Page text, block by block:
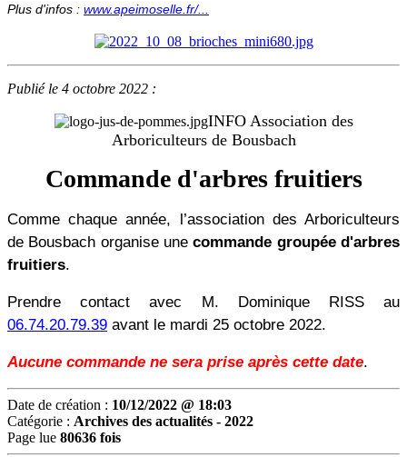
Plus d'infos : www.apeimoselle.fr/...
Publié le 4 octobre 2022 :
INFO Association des
Arboriculteurs de Bousbach
Commande d'arbres fruitiers
Comme chaque année, l’association des Arboriculteurs
de Bousbach organise unecommande groupée d'arbres
fruitiers.
Prendre contact avec M. Dominique RISS au
06.74.20.79.39 avant le mardi 25 octobre 2022.
Aucune commande ne sera prise après cette date.
Date de création : 10/12/2022 @ 18:03
Catégorie : Archives des actualités - 2022
Page lue 80636 fois